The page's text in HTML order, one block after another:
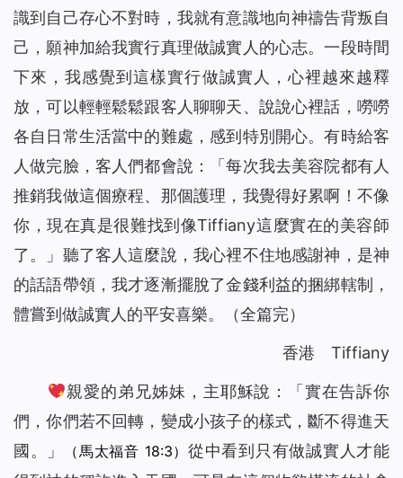
識到自己存心不對時，我就有意識地向神禱告背叛自
己，願神加給我實行真理做誠實人的心志。一段時間
下來，我感覺到這樣實行做誠實人，心裡越來越釋
放，可以輕輕鬆鬆跟客人聊聊天、說說心裡話，嘮嘮
各自日常生活當中的難處，感到特別開心。有時給客
人做完臉，客人們都會說：「每次我去美容院都有人
推銷我做這個療程、那個護理，我覺得好累啊！不像
你，現在真是很難找到像Tiffiany這麼實在的美容師
了。」聽了客人這麼說，我心裡不住地感謝神，是神
的話語帶領，我才逐漸擺脫了金錢利益的捆綁轄制，
體嘗到做誠實人的平安喜樂。（全篇完）
香港 Tiffiany
親愛的弟兄姊妹，主耶穌說：「實在告訴你
們，你們若不回轉，變成小孩子的樣式，斷不得進天
國。
」 （馬太福音 18:3）從中看到只有做誠實人才能